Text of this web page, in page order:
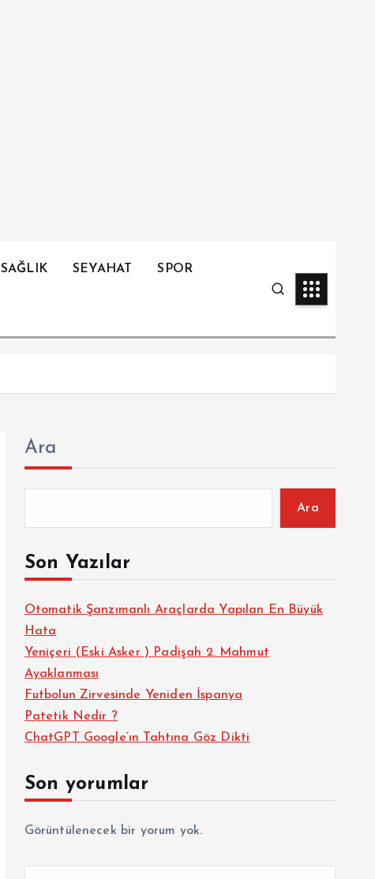
SAĞLIK SEYAHAT SPOR
Ara
Ara
Son Yazılar
Otomatik Şanzımanlı Araçlarda Yapılan En Büyük
Hata
Yeniçeri (Eski Asker ) Padişah 2. Mahmut
Ayaklanması
Futbolun Zirvesinde Yeniden İspanya
Patetik Nedir ?
ChatGPT Google’ın Tahtına Göz Dikti
Son yorumlar
Görüntülenecek bir yorum yok.